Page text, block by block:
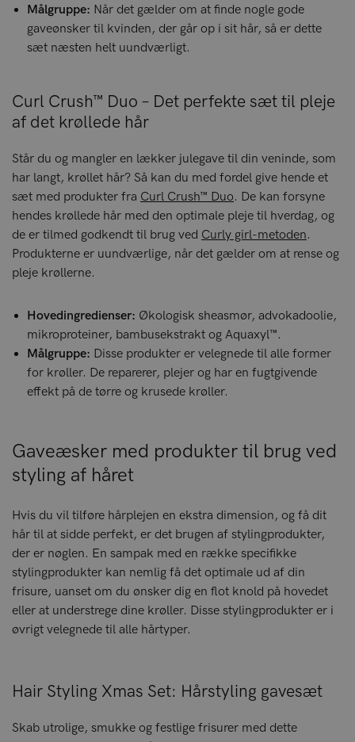
Målgruppe: Når det gælder om at finde nogle gode
gaveønsker til kvinden, der går op i sit hår, så er dette
sæt næsten helt uundværligt.
Curl Crush™ Duo – Det perfekte sæt til pleje
af det krøllede hår
Står du og mangler en lækker julegave til din veninde, som
har langt, krøllet hår? Så kan du med fordel give hende et
sæt med produkter fra Curl Crush™ Duo. De kan forsyne
hendes krøllede hår med den optimale pleje til hverdag, og
de er tilmed godkendt til brug ved Curly girl-metoden.
Produkterne er uundværlige, når det gælder om at rense og
pleje krøllerne.
Hovedingredienser: Økologisk sheasmør, advokadoolie,
mikroproteiner, bambusekstrakt og Aquaxyl™.
Målgruppe: Disse produkter er velegnede til alle former
for krøller. De reparerer, plejer og har en fugtgivende
effekt på de tørre og krusede krøller.
Gaveæsker med produkter til brug ved
styling af håret
Hvis du vil tilføre hårplejen en ekstra dimension, og få dit
hår til at sidde perfekt, er det brugen af stylingprodukter,
der er nøglen. En sampak med en række specifikke
stylingprodukter kan nemlig få det optimale ud af din
frisure, uanset om du ønsker dig en flot knold på hovedet
eller at understrege dine krøller. Disse stylingprodukter er i
øvrigt velegnede til alle hårtyper.
Hair Styling Xmas Set: Hårstyling gavesæt
Skab utrolige, smukke og festlige frisurer med dette